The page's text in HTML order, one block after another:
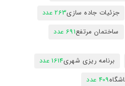
جزئیات جاده سازی263 عدد
ساختمان مرتفع691 عدد
برنامه ریزی شهری1614 عدد
409 عدد